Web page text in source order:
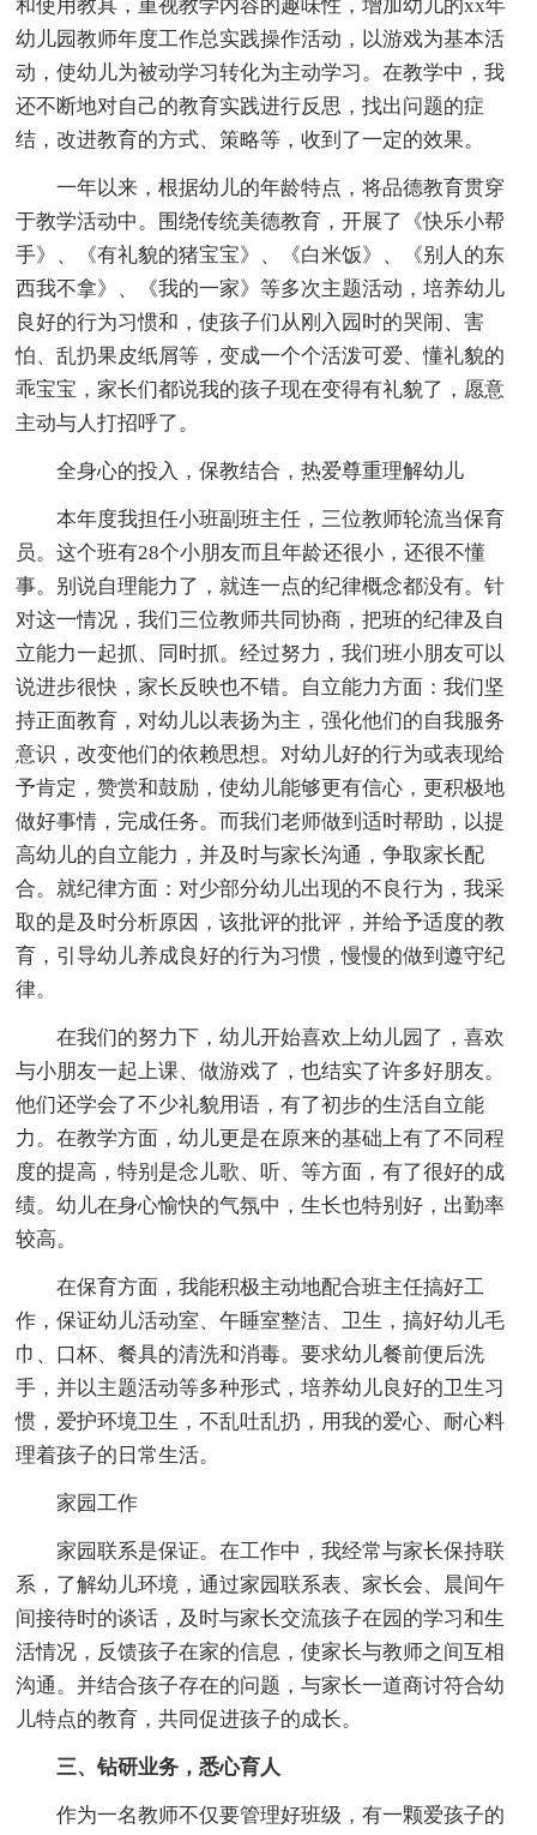
和使用教具，重视教学内容的趣味性，增加幼儿的xx年
幼儿园教师年度工作总实践操作活动，以游戏为基本活
动，使幼儿为被动学习转化为主动学习。在教学中，我
还不断地对自己的教育实践进行反思，找出问题的症
结，改进教育的方式、策略等，收到了一定的效果。
一年以来，根据幼儿的年龄特点，将品德教育贯穿
于教学活动中。围绕传统美德教育，开展了《快乐小帮
手》、《有礼貌的猪宝宝》、《白米饭》、《别人的东
西我不拿》、《我的一家》等多次主题活动，培养幼儿
良好的行为习惯和，使孩子们从刚入园时的哭闹、害
怕、乱扔果皮纸屑等，变成一个个活泼可爱、懂礼貌的
乖宝宝，家长们都说我的孩子现在变得有礼貌了，愿意
主动与人打招呼了。
全身心的投入，保教结合，热爱尊重理解幼儿
本年度我担任小班副班主任，三位教师轮流当保育
员。这个班有28个小朋友而且年龄还很小，还很不懂
事。别说自理能力了，就连一点的纪律概念都没有。针
对这一情况，我们三位教师共同协商，把班的纪律及自
立能力一起抓、同时抓。经过努力，我们班小朋友可以
说进步很快，家长反映也不错。自立能力方面：我们坚
持正面教育，对幼儿以表扬为主，强化他们的自我服务
意识，改变他们的依赖思想。对幼儿好的行为或表现给
予肯定，赞赏和鼓励，使幼儿能够更有信心，更积极地
做好事情，完成任务。而我们老师做到适时帮助，以提
高幼儿的自立能力，并及时与家长沟通，争取家长配
合。就纪律方面：对少部分幼儿出现的不良行为，我采
取的是及时分析原因，该批评的批评，并给予适度的教
育，引导幼儿养成良好的行为习惯，慢慢的做到遵守纪
律。
在我们的努力下，幼儿开始喜欢上幼儿园了，喜欢
与小朋友一起上课、做游戏了，也结实了许多好朋友。
他们还学会了不少礼貌用语，有了初步的生活自立能
力。在教学方面，幼儿更是在原来的基础上有了不同程
度的提高，特别是念儿歌、听、等方面，有了很好的成
绩。幼儿在身心愉快的气氛中，生长也特别好，出勤率
较高。
在保育方面，我能积极主动地配合班主任搞好工
作，保证幼儿活动室、午睡室整洁、卫生，搞好幼儿毛
巾、口杯、餐具的清洗和消毒。要求幼儿餐前便后洗
手，并以主题活动等多种形式，培养幼儿良好的卫生习
惯，爱护环境卫生，不乱吐乱扔，用我的爱心、耐心料
理着孩子的日常生活。
家园工作
家园联系是保证。在工作中，我经常与家长保持联
系，了解幼儿环境，通过家园联系表、家长会、晨间午
间接待时的谈话，及时与家长交流孩子在园的学习和生
活情况，反馈孩子在家的信息，使家长与教师之间互相
沟通。并结合孩子存在的问题，与家长一道商讨符合幼
儿特点的教育，共同促进孩子的成长。
三、钻研业务，悉心育人
作为一名教师不仅要管理好班级，有一颗爱孩子的